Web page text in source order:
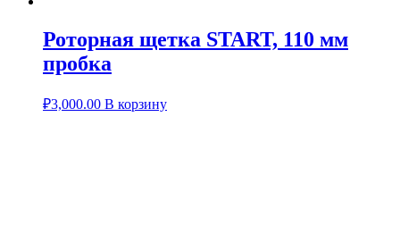
Роторная щетка START, 110 мм
пробка
₽3,000.00 В корзину